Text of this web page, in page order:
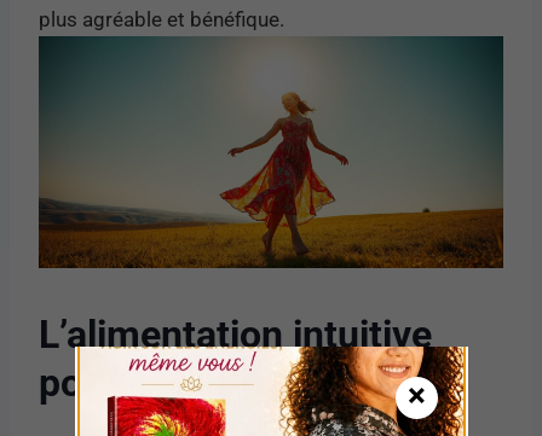
plus agréable et bénéfique.
L’alimentation intuitive
pour la perte de poids×